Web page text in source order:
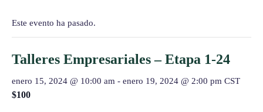
Este evento ha pasado.
Talleres Empresariales – Etapa 1-24
enero 15, 2024 @ 10:00 am - enero 19, 2024 @ 2:00 pm CST
$100